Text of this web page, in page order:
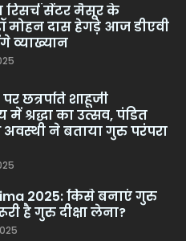
रिसर्च सेंटर मैसूर के
मोहन दास हेगड़े आज डीएवी
व्याख्यान
छत्रपति शाहूजी
में श्रद्धा का उत्सव, पंडित
अवस्थी ने बताया गुरु परंपरा
2025: किसे बनाएं गुरु
है गुरु दीक्षा लेना?